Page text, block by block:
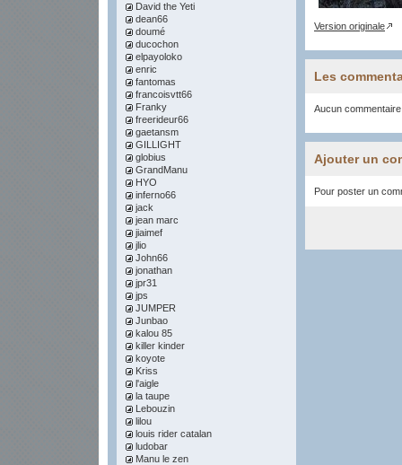
David the Yeti
dean66
doumé
ducochon
elpayoloko
enric
fantomas
francoisvtt66
Franky
freerideur66
gaetansm
GILLIGHT
globius
GrandManu
HYO
inferno66
jack
jean marc
jiaimef
jlio
John66
jonathan
jpr31
jps
JUMPER
Junbao
kalou 85
killer kinder
koyote
Kriss
l'aigle
la taupe
Lebouzin
lilou
louis rider catalan
ludobar
Manu le zen
Version originale
Les
Aucun
Ajouter un
Pour poster un